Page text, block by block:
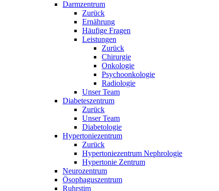
Darmzentrum
Zurück
Ernährung
Häufige Fragen
Leistungen
Zurück
Chirurgie
Onkologie
Psychoonkologie
Radiologie
Unser Team
Diabeteszentrum
Zurück
Unser Team
Diabetologie
Hypertoniezentrum
Zurück
Hypertoniezentrum Nephrologie
Hypertonie Zentrum
Neurozentrum
Ösophaguszentrum
Ruhrstim